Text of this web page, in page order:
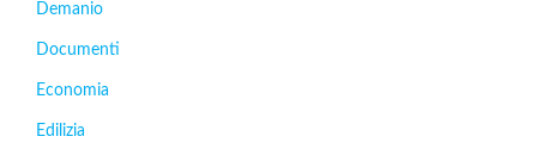
Demanio
Documenti
Economia
Edilizia